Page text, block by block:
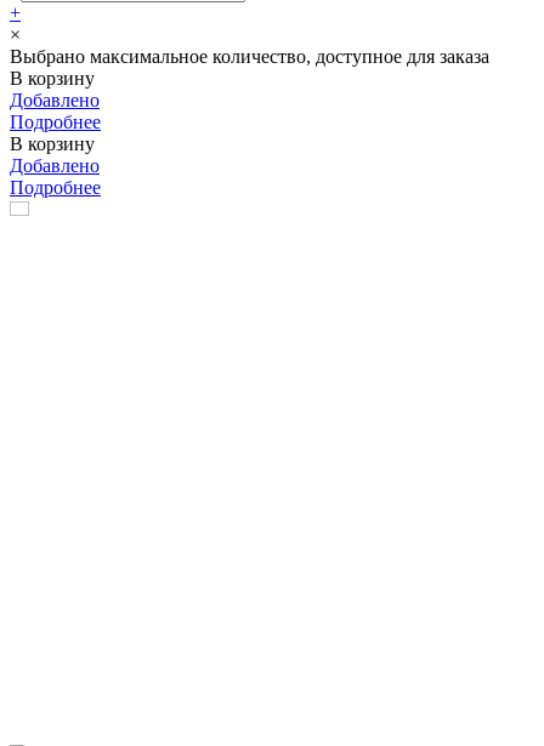
+
×
Выбрано максимальное количество, доступное для заказа
В корзину
Добавлено
Подробнее
В корзину
Добавлено
Подробнее